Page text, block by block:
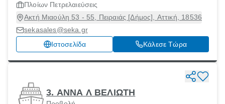
Πλοίων Πετρελαιεύσεις
Ακτή Μιαούλη 53 - 55, Πειραιάς [Δήμος], Αττική, 18536
sekasales@seka.gr
Ιστοσελίδα
Κάλεσε Τώρα
3. ΑΝΝΑ Λ ΒΕΛΙΩΤΗ